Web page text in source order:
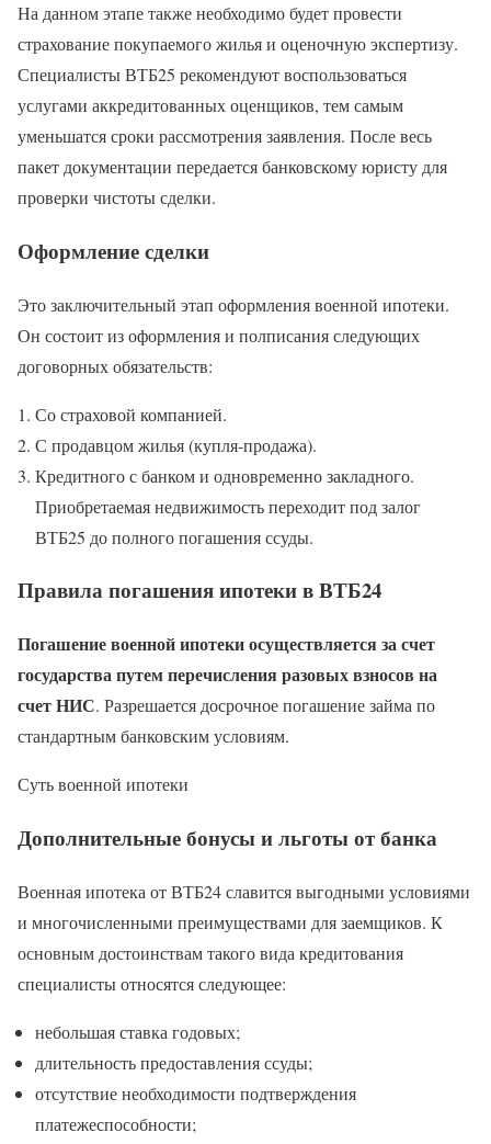
На данном этапе также необходимо будет провести
страхование покупаемого жилья и оценочную экспертизу.
Специалисты ВТБ25 рекомендуют воспользоваться
услугами аккредитованных оценщиков, тем самым
уменьшатся сроки рассмотрения заявления. После весь
пакет документации передается банковскому юристу для
проверки чистоты сделки.
Оформление сделки
Это заключительный этап оформления военной ипотеки.
Он состоит из оформления и полписания следующих
договорных обязательств:
Со страховой компанией.
С продавцом жилья (купля-продажа).
Кредитного с банком и одновременно закладного.
Приобретаемая недвижимость переходит под залог
ВТБ25 до полного погашения ссуды.
Правила погашения ипотеки в ВТБ24
Погашение военной ипотеки осуществляется за счет
государства путем перечисления разовых взносов на
счет НИС. Разрешается досрочное погашение займа по
стандартным банковским условиям.
Суть военной ипотеки
Дополнительные бонусы и льготы от банка
Военная ипотека от ВТБ24 славится выгодными условиями
и многочисленными преимуществами для заемщиков. К
основным достоинствам такого вида кредитования
специалисты относятся следующее:
небольшая ставка годовых;
длительность предоставления ссуды;
отсутствие необходимости подтверждения
платежеспособности;